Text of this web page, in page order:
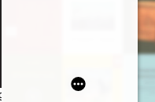
: historia i